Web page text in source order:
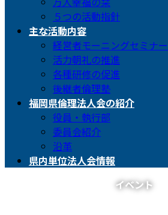
５つの活動指針
主な活動内容
経営者モーニングセミナー
活力朝礼の推進
各種研修の促進
後継者倫理塾
福岡県倫理法人会の紹介
役員・執行部
委員会紹介
沿革
県内単位法人会情報
イベント